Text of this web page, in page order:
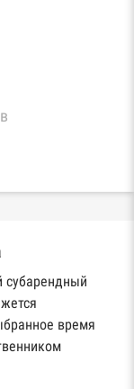
о
субарендный
время